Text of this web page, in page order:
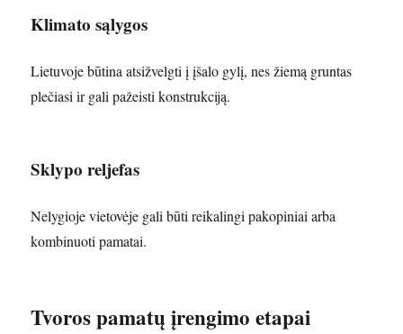
Klimato sąlygos
Lietuvoje būtina atsižvelgti į įšalo gylį, nes žiemą gruntas
plečiasi ir gali pažeisti konstrukciją.
Sklypo reljefas
Nelygioje vietovėje gali būti reikalingi pakopiniai arba
kombinuoti pamatai.
Tvoros pamatų įrengimo etapai